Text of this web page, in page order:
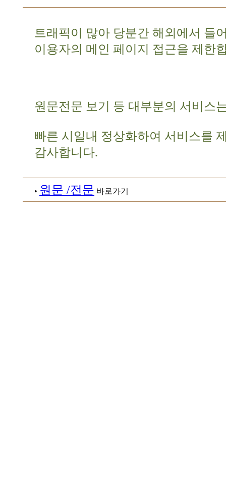
트래픽이 많아 당분간 해외에서 들
이용자의 메인 페이지 접근을 제한
원문전문 보기 등 대부분의 서비스
빠른 시일내 정상화하여 서비스를
감사합니다.
• 원문 /전문 바로가기